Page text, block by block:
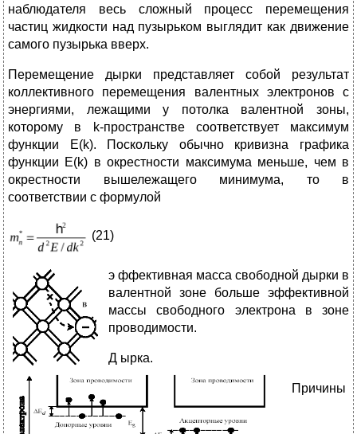
наблюдателя весь сложный процесс перемещения
частиц жидкости над пузырьком выглядит как движение
самого пузырька вверх.
Перемещение дырки представляет собой результат
коллективного перемещения валентных электронов с
энергиями, лежащими у потолка валентной зоны,
которому в k-пространстве соответствует максимум
функции E(k). Поскольку обычно кривизна графика
функции E(k) в окрестности максимума меньше, чем в
окрестности вышележащего минимума, то в
соответствии с формулой
(21)
э ффективная масса свободной дырки в
валентной зоне больше эффективной
массы свободного электрона в зоне
проводимости.
Д ырка.
Причины